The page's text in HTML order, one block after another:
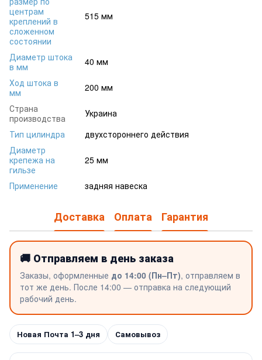
центрам
креплений в
сложенном
состоянии
515 мм
Диаметр штока
в мм
40 мм
Ход штока в
мм
200 мм
Страна
производства
Украина
Тип цилиндра
двухстороннего действия
Диаметр
крепежа на
гильзе
25 мм
Применение задняя навеска
Доставка Оплата Гарантия
🚚 Отправляем в день заказа
Заказы, оформленные до 14:00 (Пн–Пт), отправляем в
тот же день. После 14:00 — отправка на следующий
рабочий день.
Новая Почта 1–3 дня Самовывоз